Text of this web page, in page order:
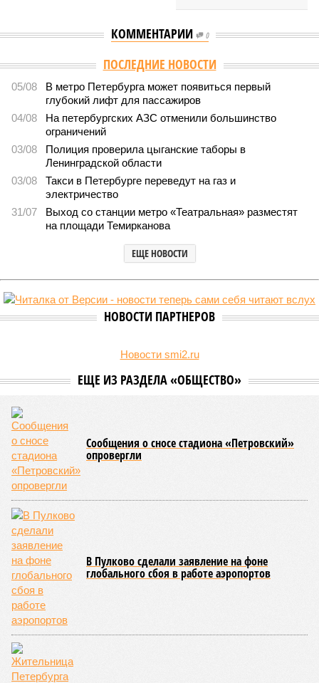
КОММЕНТАРИИ 0
ПОСЛЕДНИЕ НОВОСТИ
05/08
В метро Петербурга может появиться первый
глубокий лифт для пассажиров
04/08
На петербургских АЗС отменили большинство
ограничений
03/08
Полиция проверила цыганские таборы в
Ленинградской области
03/08
Такси в Петербурге переведут на газ и
электричество
31/07
Выход со станции метро «Театральная» разместят
на площади Темирканова
ЕЩЕ НОВОСТИ
НОВОСТИ ПАРТНЕРОВ
Новости smi2.ru
ЕЩЕ ИЗ РАЗДЕЛА «ОБЩЕСТВО»
Сообщения о сносе стадиона «Петровский»
опровергли
В Пулково сделали заявление на фоне
глобального сбоя в работе аэропортов